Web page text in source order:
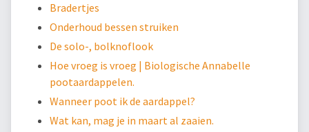
Bradertjes
Onderhoud bessen struiken
De solo-, bolknoflook
Hoe vroeg is vroeg | Biologische Annabelle
pootaardappelen.
Wanneer poot ik de aardappel?
Wat kan, mag je in maart al zaaien.